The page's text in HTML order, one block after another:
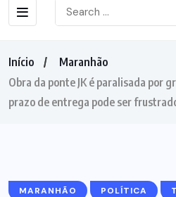
Início
Maranhão
Obra da ponte JK é paralisada por
prazo de entrega pode ser
MARANHÃO POLÍTICA